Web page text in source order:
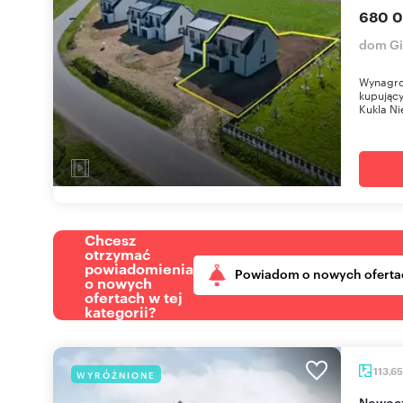
680
dom
Kukla
Chcesz
otrzymać
powiadomienia
o nowych
ofertach w tej
kategorii?
Powiadom o nowych
WYRÓŻNIONE